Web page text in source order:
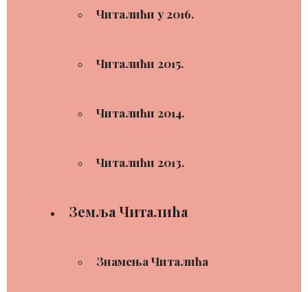
Читалићи у 2016.
Читалићи 2015.
Читалићи 2014.
Читалићи 2013.
Земља Читалића
Знамења Читалића